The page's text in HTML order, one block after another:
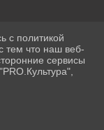
с политикой
тем что наш веб-
сервисы